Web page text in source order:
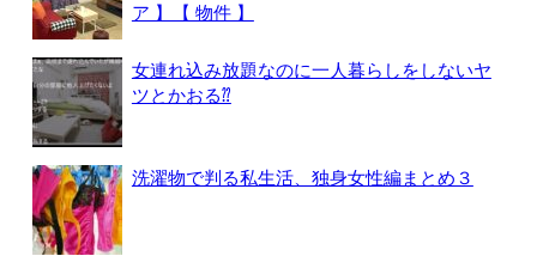
ア 】【 物件 】
女連れ込み放題なのに一人暮らしをしないヤ
ツとかおる⁇
洗濯物で判る私生活、独身女性編まとめ３